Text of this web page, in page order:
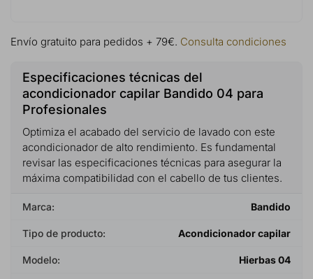
Envío gratuito para pedidos + 79€. Consulta condiciones
Especificaciones técnicas del
acondicionador capilar Bandido 04 para
Profesionales
Optimiza el acabado del servicio de lavado con este
acondicionador de alto rendimiento. Es fundamental
revisar las especificaciones técnicas para asegurar la
máxima compatibilidad con el cabello de tus clientes.
Marca: Bandido
Tipo de producto: Acondicionador capilar
Modelo: Hierbas 04